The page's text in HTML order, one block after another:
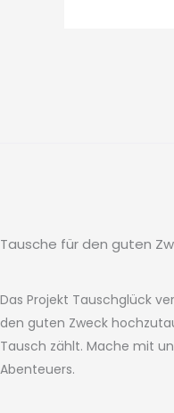
Tausche für den guten
Das Projekt Tauschglück
den guten Zweck
Tausch zählt. Mache mit
Abenteuers.